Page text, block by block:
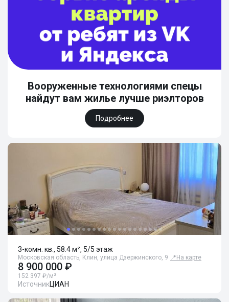
Вооруженные технологиями спецы
найдут вам жилье лучше риэлторов
Подробнее
3-комн. кв., 58.4 м², 5/5 этаж
Московская область, Клин, улица Дзержинского, 9 📍 На карте
8 900 000 ₽
152 397 ₽/м²
ИсточникЦИАН